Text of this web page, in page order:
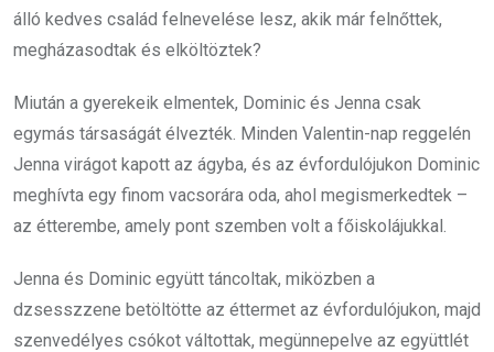
álló kedves család felnevelése lesz, akik már felnőttek,
megházasodtak és elköltöztek?
Miután a gyerekeik elmentek, Dominic és Jenna csak
egymás társaságát élvezték. Minden Valentin-nap reggelén
Jenna virágot kapott az ágyba, és az évfordulójukon Dominic
meghívta egy finom vacsorára oda, ahol megismerkedtek –
az étterembe, amely pont szemben volt a főiskolájukkal.
Jenna és Dominic együtt táncoltak, miközben a
dzsesszzene betöltötte az éttermet az évfordulójukon, majd
szenvedélyes csókot váltottak, megünnepelve az együttlét